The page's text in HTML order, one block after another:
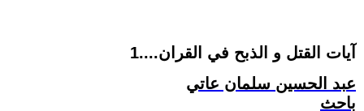
آيات القتل و الذبح في القران....1
عبد الحسين سلمان عاتي
باحث